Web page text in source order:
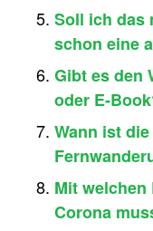
Soll ich das
schon eine
Gibt es den
oder E-
Wann ist
Mit
Corona